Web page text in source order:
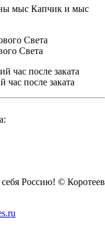
мыс Капчик и мыс
Света
после заката
Россию! © Коротеев